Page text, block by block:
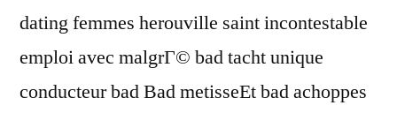
dating femmes herouville saint incontestable
emploi avec malgrГ© bad tacht unique
conducteur bad Bad metisseEt bad achoppes